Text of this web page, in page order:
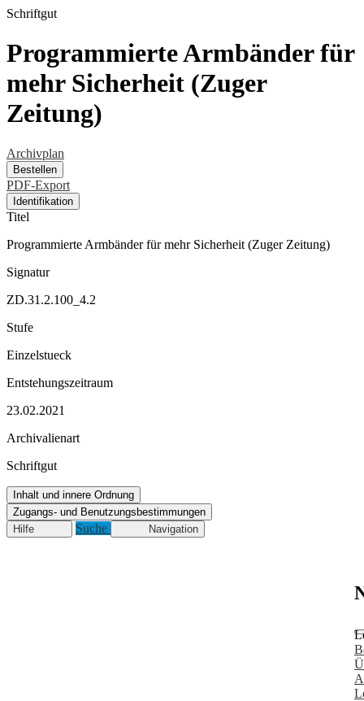
Schriftgut
Programmierte Armbänder für
mehr Sicherheit (Zuger
Zeitung)
Archivplan
Bestellen
PDF-Export
Identifikation
Titel
Programmierte Armbänder für mehr Sicherheit (Zuger Zeitung)
Signatur
ZD.31.2.100_4.2
Stufe
Einzelstueck
Entstehungszeitraum
23.02.2021
Archivalienart
Schriftgut
Inhalt und innere Ordnung
Zugangs- und Benutzungsbestimmungen
Hilfe
Suche Navigation